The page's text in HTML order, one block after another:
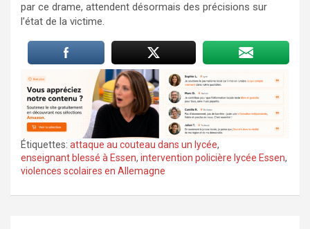
par ce drame, attendent désormais des précisions sur
l’état de la victime.
Étiquettes: attaque au couteau dans un lycée,
enseignant blessé à Essen, intervention policière lycée Essen,
violences scolaires en Allemagne